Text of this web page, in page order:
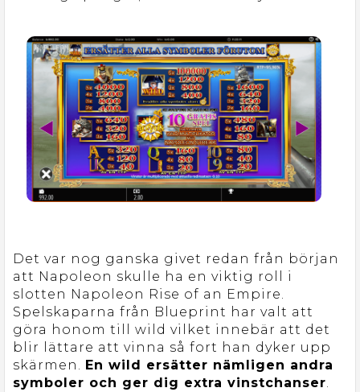
Det var nog ganska givet redan från början
att Napoleon skulle ha en viktig roll i
slotten Napoleon Rise of an Empire.
Spelskaparna från Blueprint har valt att
göra honom till wild vilket innebär att det
blir lättare att vinna så fort han dyker upp
skärmen. En wild ersätter nämligen andra
symboler och ger dig extra vinstchanser.